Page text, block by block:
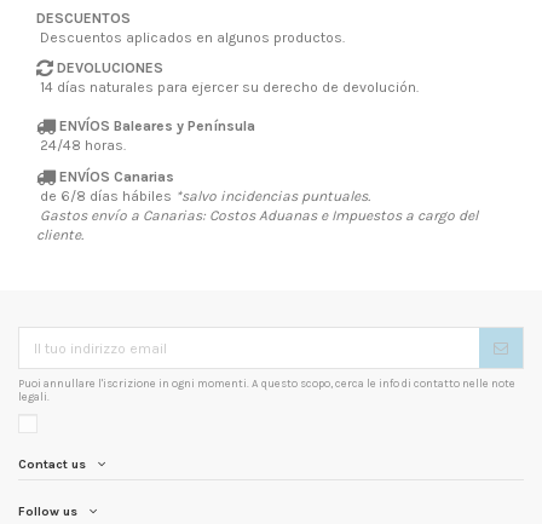
DESCUENTOS
Descuentos aplicados en algunos productos.
DEVOLUCIONES
14 días naturales para ejercer su derecho de devolución.
ENVÍOS Baleares y Península
24/48 horas.
ENVÍOS Canarias
de 6/8 días hábiles *salvo incidencias puntuales.
Gastos envío a Canarias: Costos Aduanas e Impuestos a cargo del
cliente.
Puoi annullare l'iscrizione in ogni momenti. A questo scopo, cerca le info di contatto nelle note
legali.
Contact us
Follow us